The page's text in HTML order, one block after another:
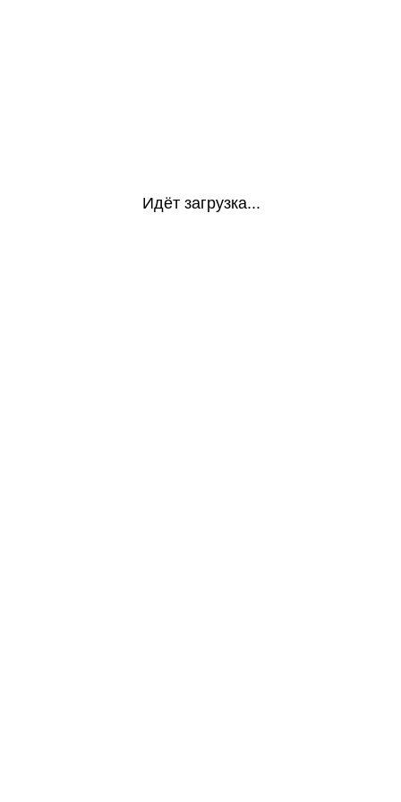
Идёт загрузка...